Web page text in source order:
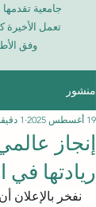
تعمل
وفق
منشور
ريادتها في
19 أغسطس 2025 1 دقيقة قراءة
نفخر بالإعلان أن